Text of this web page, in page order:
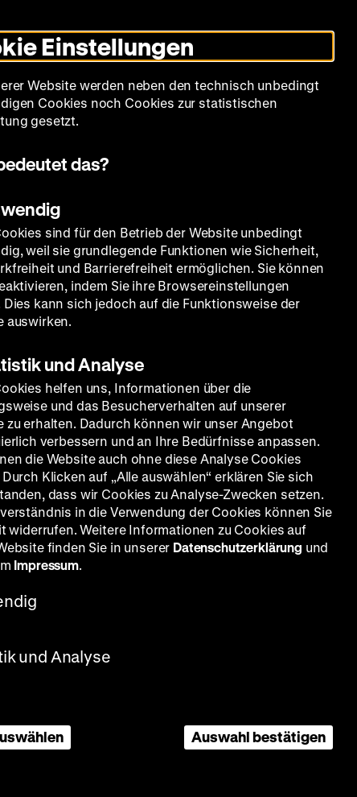
Modus
umschalten
Sprache
Filmreihen Über uns
Einstellungen
Website werden neben den technisch unbedingt
Cookies noch Cookies zur statistischen
gesetzt.
das?
sind für den Betrieb der Website unbedingt
weil sie grundlegende Funktionen wie Sicherheit,
und Barrierefreiheit ermöglichen. Sie können
indem Sie ihre Browsereinstellungen
Dies kann sich jedoch auf die Funktionsweise der
auswirken.
und Analyse
helfen uns, Informationen über die
und das Besucherverhalten auf unserer
zu erhalten. Dadurch können wir unser Angebot
verbessern und an Ihre Bedürfnisse anpassen.
die Website auch ohne diese Analyse Cookies
Klicken auf „Alle auswählen“ erklären Sie sich
dass wir Cookies zu Analyse-Zwecken setzen.
in die Verwendung der Cookies können Sie
widerrufen. Weitere Informationen zu Cookies auf
finden Sie in unserer Datenschutzerklärung und
Impressum.
und Analyse
Auswahl bestätigen